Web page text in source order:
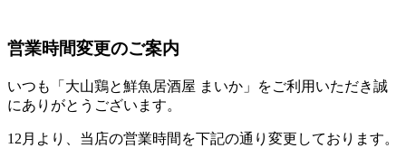
営業時間変更のご案内
いつも「大山鶏と鮮魚居酒屋 まいか」をご利用いただき誠
にありがとうございます。
12月より、当店の営業時間を下記の通り変更しております。